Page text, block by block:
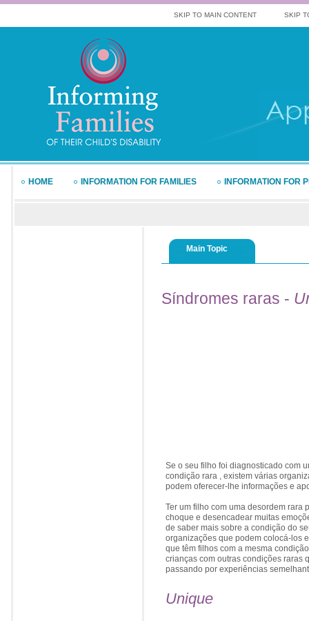
SKIP TO MAIN CONTENT SKIP
Main Topic
Síndromes raras -
Se o seu filho foi diagnosticado com
condição rara , existem várias
podem oferecer-lhe informações e
Ter um filho com uma desordem rara
choque e desencadear muitas
de saber mais sobre a condição do
organizações que podem colocá-los
que têm filhos com a mesma
crianças com outras condições raras
passando por experiências
Unique
HOME INFORMATION FOR FAMILIES INFORMATION FOR